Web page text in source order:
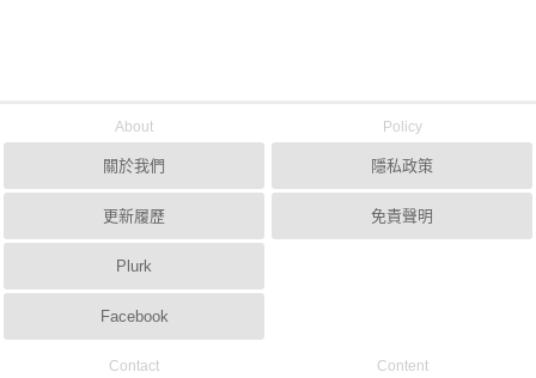
About
關於我們
更新履歷
Plurk
Facebook
Policy
隱私政策
免責聲明
Contact Content